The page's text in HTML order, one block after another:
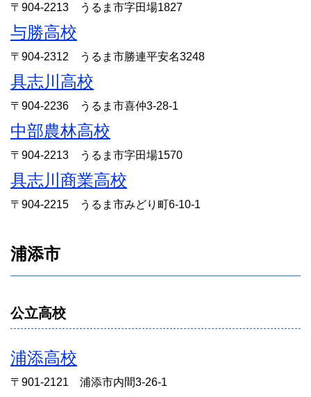
〒904-2213 うるま市字田場1827
与勝高校
〒904-2312 うるま市勝連平安名3248
具志川高校
〒904-2236 うるま市喜仲3-28-1
中部農林高校
〒904-2213 うるま市字田場1570
具志川商業高校
〒904-2215 うるま市みどり町6-10-1
浦添市
公立高校
浦添高校
〒901-2121 浦添市内間3-26-1